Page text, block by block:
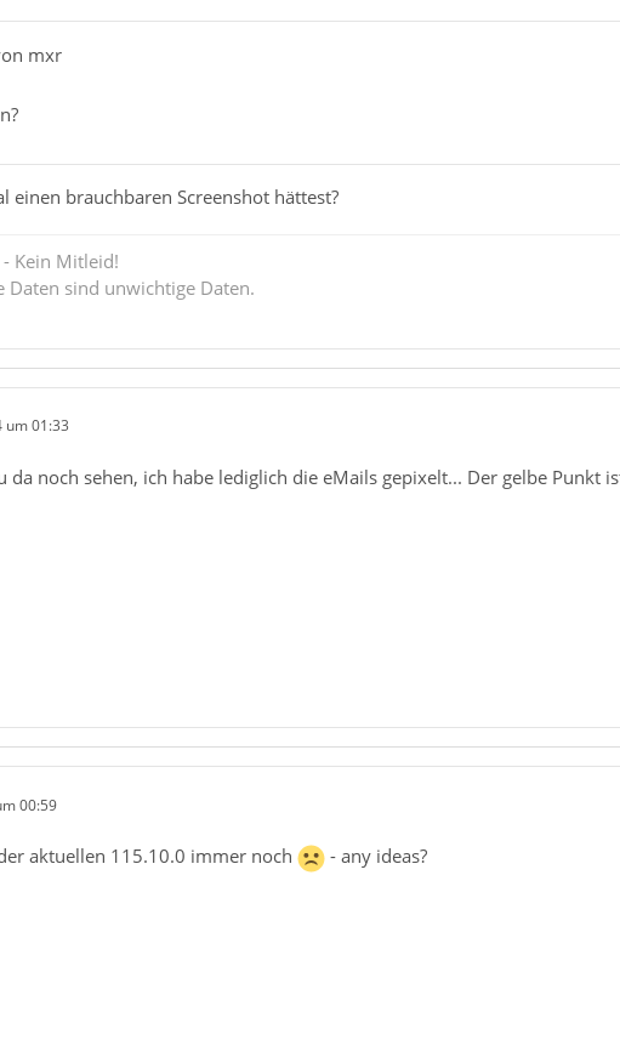
mxr
einen brauchbaren Screenshot hättest?
Kein Mitleid!
Daten sind unwichtige Daten.
um 01:33
da noch sehen, ich habe lediglich die eMails gepixelt... Der gelbe Punkt
00:59
aktuellen 115.10.0 immer noch - any ideas?